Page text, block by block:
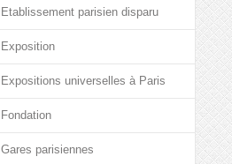
Etablissement parisien disparu
Exposition
Expositions universelles à Paris
Fondation
Gares parisiennes